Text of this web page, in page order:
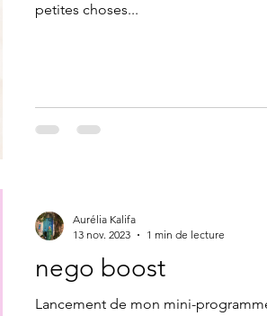
petites choses...
nego boost
Lancement de mon mini-
Aurélia Kalifa
13 nov. 2023
1 min de lecture